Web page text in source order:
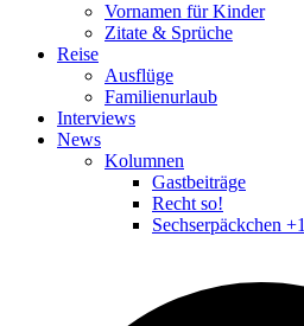
Vornamen für Kinder
Zitate & Sprüche
Reise
Ausflüge
Familienurlaub
Interviews
News
Kolumnen
Gastbeiträge
Recht so!
Sechserpäckchen +1